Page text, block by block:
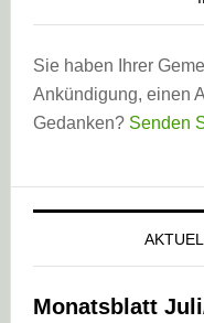
Sie haben Ihrer
Ankündigung, einen
Gedanken? Senden
Monatsblatt